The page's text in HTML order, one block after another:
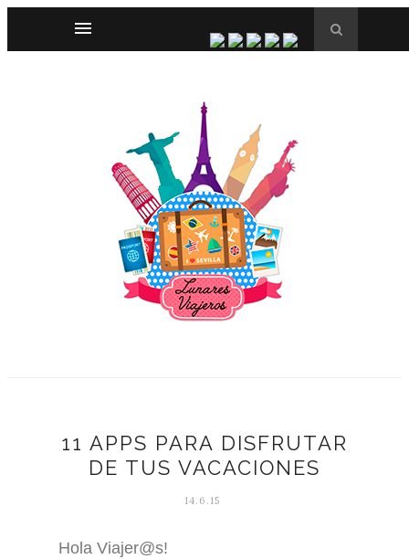
11 APPS PARA DISFRUTAR
DE TUS VACACIONES
14.6.15
Hola Viajer@s!